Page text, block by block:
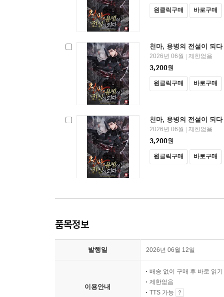
원클릭구매 바로구매
천마, 용병의 전설이 되다
2026년 06월
제한없음
3,200원
원클릭구매 바로구매
천마, 용병의 전설이 되다
2026년 06월
제한없음
3,200원
원클릭구매 바로구매
품목정보
발행일 2026년 06월 12일
이용안내
배송 없이 구매 후 바로 읽기
제한없음
TTS 가능